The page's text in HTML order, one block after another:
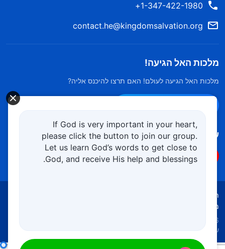
1-347-422-1980+
contact.he@kingdomsalvation.org
מלכות האל הגיעה!
מלכות האל הגיעה לעולם! האם תרצו להיכנס אליה?
עקוב אחרינו
תנאי השימוש
מדיניות קובצי Cookies
Copyright © 2026
שמורות.
If God is very important in your heart,
please click the button to join our group.
Let us learn God’s words to get close to
God, and receive His help and blessings.